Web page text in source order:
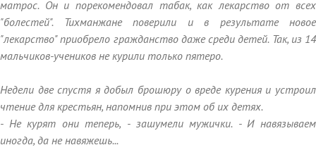
матрос. Он и порекомендовал табак, как лекарство от всех
"болестей". Тихманжане поверили и в результате новое
"лекарство" приобрело гражданство даже среди детей. Так, из 14
мальчиков-учеников не курили только пятеро.
Недели две спустя я добыл брошюру о вреде курения и устроил
чтение для крестьян, напомнив при этом об их детях.
- Не курят они теперь, - зашумели мужички. - И навязываем
иногда, да не навяжешь...